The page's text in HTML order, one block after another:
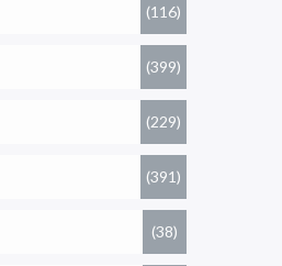
(116)
(399)
(229)
(391)
(38)